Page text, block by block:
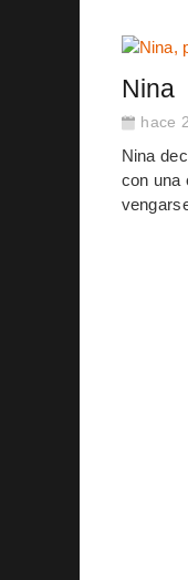
Nina
hace
Nina
con una